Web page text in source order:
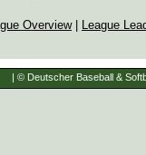
Overview| League
| © Deutscher Baseball &